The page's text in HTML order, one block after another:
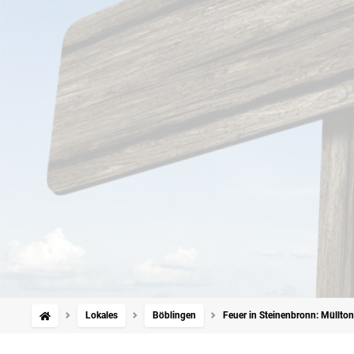
Lokales Böblingen Feuer in Steinenbronn: